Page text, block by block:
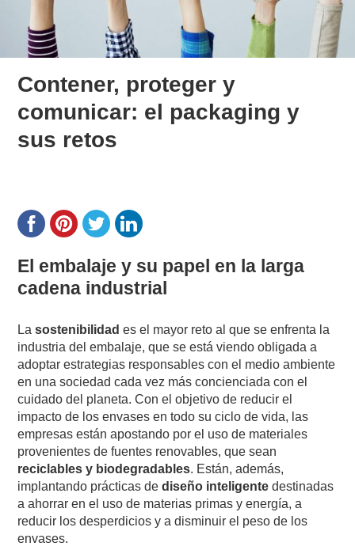
Contener, proteger y
comunicar: el packaging y
sus retos
El embalaje y su papel en la larga
cadena industrial
Lasostenibilidad es el mayor reto al que se enfrenta la
industria del embalaje, que se está viendo obligada a
adoptar estrategias responsables con el medio ambiente
en una sociedad cada vez más concienciada con el
cuidado del planeta. Con el objetivo de reducir el
impacto de los envases en todo su ciclo de vida, las
empresas están apostando por el uso de materiales
provenientes de fuentes renovables, que sean
reciclables y biodegradables. Están, además,
implantando prácticas dediseño inteligente destinadas
a ahorrar en el uso de materias primas y energía, a
reducir los desperdicios y a disminuir el peso de los
envases.